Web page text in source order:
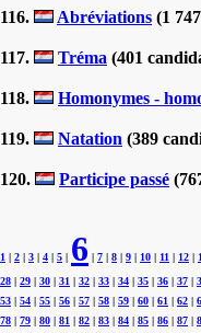
116. Abréviations (1
117. Tréma (401
118. Homonymes -
119. Natation (389
120. Participe passé
1 | 2 | 3 | 4 | 5 | 6 | 7 | 8 | 9 | 10 | 11 | 12 |
28 | 29 | 30 | 31 | 32 | 33 | 34 | 35 | 36 | 37 |
53 | 54 | 55 | 56 | 57 | 58 | 59 | 60 | 61 | 62 |
78 | 79 | 80 | 81 | 82 | 83 | 84 | 85 | 86 | 87 |